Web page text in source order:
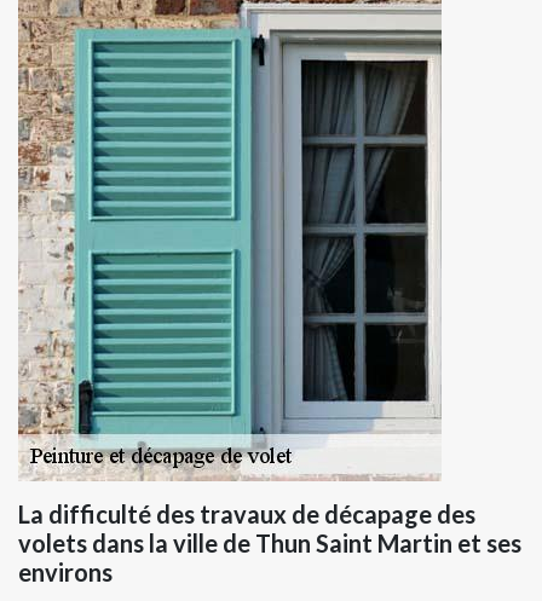
La difficulté des travaux de décapage des
volets dans la ville de Thun Saint Martin et ses
environs